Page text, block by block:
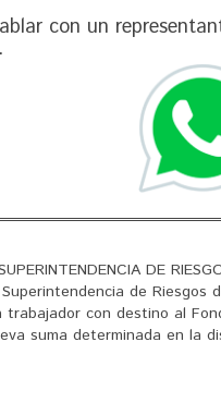
con un
DE
de
con destino al
suma determinada en la